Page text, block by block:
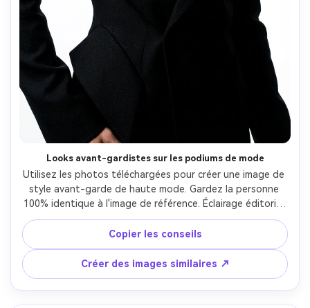
Looks avant-gardistes sur les podiums de mode
Utilisez les photos téléchargées pour créer une image de
style avant-garde de haute mode. Gardez la personne
100% identique à l'image de référence. Éclairage éditorial
inspiré par les podiums, angles vifs, poses audacieuses.
Photographie de mode avant-gardiste, style magazine
luxueux, fond propre. Texture de peau très détaillée et
réaliste, qualité de prise de vue de mode professionnelle.
Pas d'anime, pas d'illustration, pas de style fantastique.
Copier les conseils
Créer des images similaires ↗